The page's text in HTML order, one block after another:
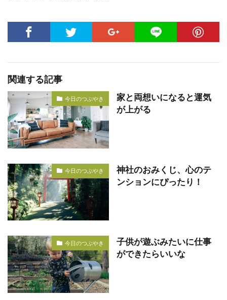
関連する記事
今日のつぶやき
家と両想いになると運気
が上がる
今日のつぶやき
神社のおみくじ、心のテ
ンションにぴったり！
今日のつぶやき
子供が遊ぶみたいに仕事
ができたらいいな